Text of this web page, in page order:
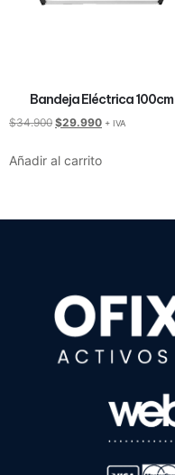
Bandeja Eléctrica 100cm
$34.900 $29.990 + IVA
Añadir al carrito